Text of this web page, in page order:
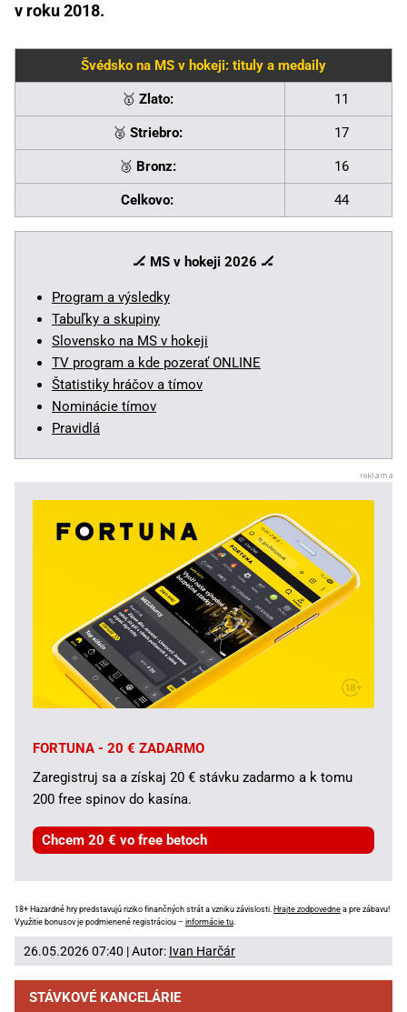
v roku 2018.
Švédsko na MS v hokeji: tituly a medaily
🥇 Zlato: 11
🥈 Striebro: 17
🥉 Bronz: 16
Celkovo: 44
🏒 MS v hokeji 2026 🏒
Program a výsledky
Tabuľky a skupiny
Slovensko na MS v hokeji
TV program a kde pozerať ONLINE
Štatistiky hráčov a tímov
Nominácie tímov
Pravidlá
FORTUNA - 20 € ZADARMO
Zaregistruj sa a získaj 20 € stávku zadarmo a k tomu
200 free spinov do kasína.
Chcem 20 € vo free betoch
18+ Hazardné hry predstavujú riziko finančných strát a vzniku závislosti. Hrajte zodpovedne a pre zábavu!
Využitie bonusov je podmienené registráciou – informácie tu.
26.05.2026 07:40 | Autor: Ivan Harčár
STÁVKOVÉ KANCELÁRIE